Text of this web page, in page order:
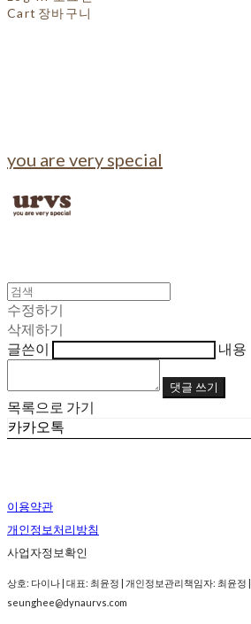
Cart 장바구니
you are very special
수정하기
삭제하기
글쓴이
내용
댓글 쓰기
목록으로 가기
카카오톡
이용약관
개인정보처리방침
사업자정보확인
상호: 다이나 | 대표: 최윤정 | 개인정보관리책임자: 최윤정
seunghee@dynaurvs.com